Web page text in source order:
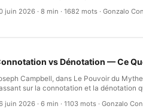
au monde. Frontin, nommé
un manuel technique sur la gestion
juin 2026 · 8 min · 1682 mots · Gonzalo
vs Dénotation — Ce
Campbell, dans Le Pouvoir du
sur la connotation et la dénotation
sur l’économie ou la politique. La
La dénotation est ce qu’une chose est
juin 2026 · 6 min · 1103 mots · Gonzalo